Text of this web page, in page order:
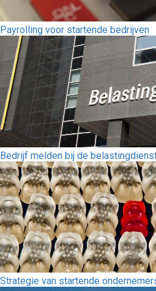
Payrolling voor startende bedrijven
Bedrijf melden bij de
Strategie van startende